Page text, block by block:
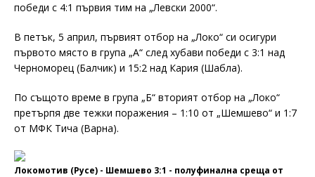
победи с 4:1 първия тим на „Левски 2000“.
В петък, 5 април, първият отбор на „Локо“ си осигури
първото място в група „А“ след хубави победи с 3:1 над
Черноморец (Балчик) и 15:2 над Кария (Шабла).
По същото време в група „Б“ вторият отбор на „Локо“
претърпя две тежки поражения – 1:10 от „Шемшево“ и 1:7
от МФК Тича (Варна).
Локомотив (Русе) - Шемшево 3:1 - полуфинална среща от